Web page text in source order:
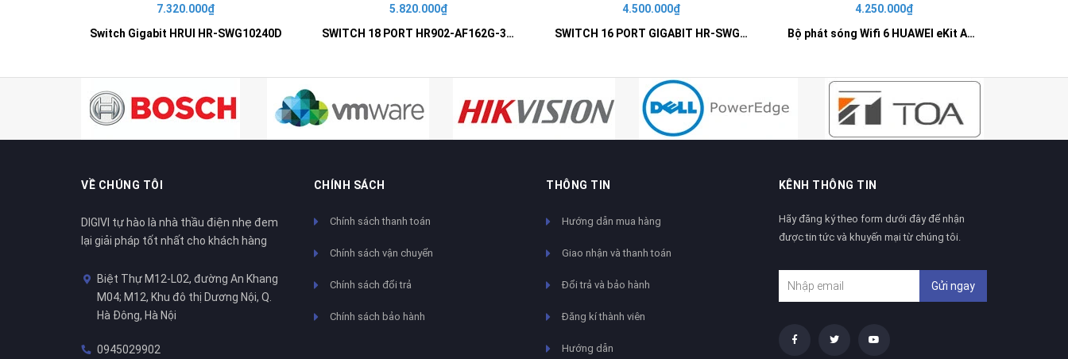
7.320.000₫
Switch Gigabit HRUI HR-SWG10240D
5.820.000₫
SWITCH 18 PORT HR902-AF162G-300 – Switch PoE 16 Cổng
4.500.000₫
SWITCH 16 PORT GIGABIT HR-SWG00160
4.250.000₫
Bộ phát sóng Wifi 6 HUAWEI eKit AP361
VỀ CHÚNG TÔI
DIGIVI tự hào là nhà thầu điện nhẹ đem
lại giải pháp tốt nhất cho khách hàng
Biệt Thự M12-L02, đường An Khang
M04; M12, Khu đô thị Dương Nội, Q.
Hà Đông, Hà Nội
0945029902
CHÍNH SÁCH
Chính sách thanh toán
Chính sách vận chuyển
Chính sách đổi trả
Chính sách bảo hành
THÔNG TIN
Hướng dẫn mua hàng
Giao nhận và thanh toán
Đổi trả và bảo hành
Đăng kí thành viên
Hướng dẫn
KÊNH THÔNG TIN
Hãy đăng ký theo form dưới đây để nhận
được tin tức và khuyến mại từ chúng tôi.
Gửi ngay